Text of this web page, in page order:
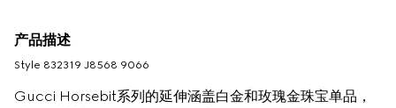
产品描述
Style ‎832319 J8568 9066
Gucci Horsebit系列的延伸涵盖白金和玫瑰金珠宝单品，